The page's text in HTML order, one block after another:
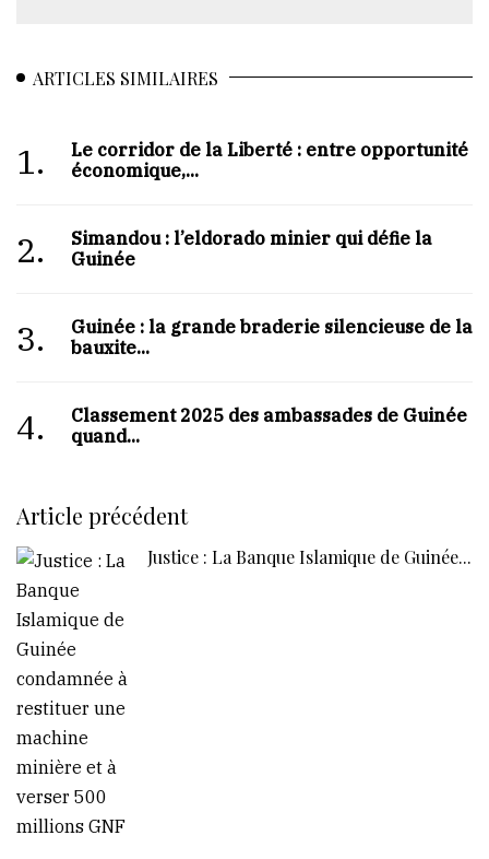
ARTICLES SIMILAIRES
1.
Le corridor de la Liberté : entre opportunité
économique,...
2.
Simandou : l’eldorado minier qui défie la
Guinée
3.
Guinée : la grande braderie silencieuse de la
bauxite...
4.
Classement 2025 des ambassades de Guinée :
quand...
Article précédent
Justice : La Banque Islamique de Guinée...